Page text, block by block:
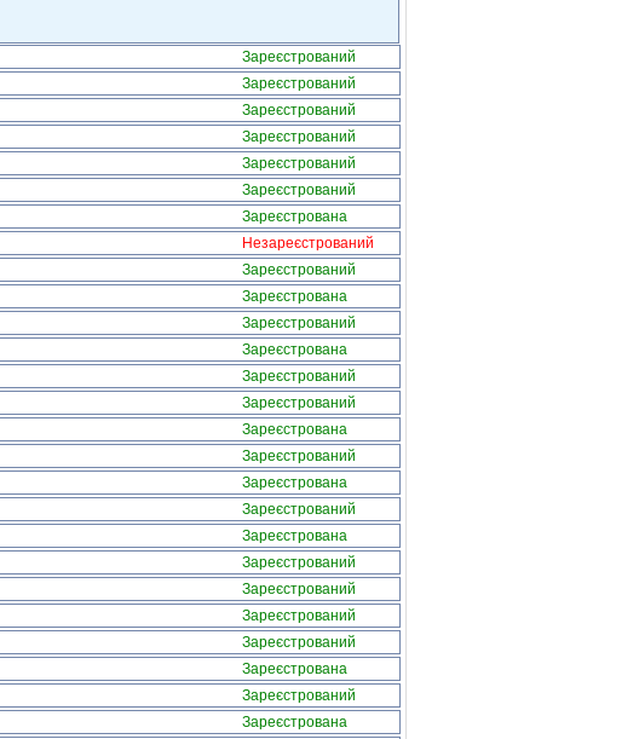
Зареєстрований
Зареєстрований
Зареєстрований
Зареєстрований
Зареєстрований
Зареєстрований
Зареєстрована
Незареєстрований
Зареєстрований
Зареєстрована
Зареєстрований
Зареєстрована
Зареєстрований
Зареєстрований
Зареєстрована
Зареєстрований
Зареєстрована
Зареєстрований
Зареєстрована
Зареєстрований
Зареєстрований
Зареєстрований
Зареєстрований
Зареєстрована
Зареєстрований
Зареєстрована